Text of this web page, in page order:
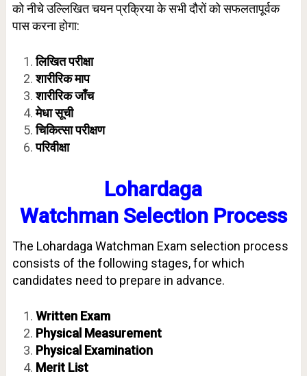
को नीचे उल्लिखित चयन प्रक्रिया के सभी दौरों को सफलतापूर्वक
पास करना होगा:
लिखित परीक्षा
शारीरिक माप
शारीरिक जाँच
मेधा सूची
चिकित्सा परीक्षण
परिवीक्षा
Lohardaga
Watchman Selection Process
The Lohardaga Watchman Exam selection process
consists of the following stages, for which
candidates need to prepare in advance.
Written Exam
Physical Measurement
Physical Examination
Merit List